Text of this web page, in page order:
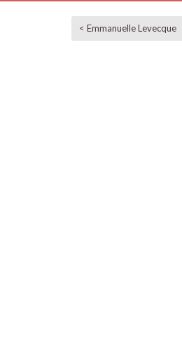
< Emmanuelle Levecque